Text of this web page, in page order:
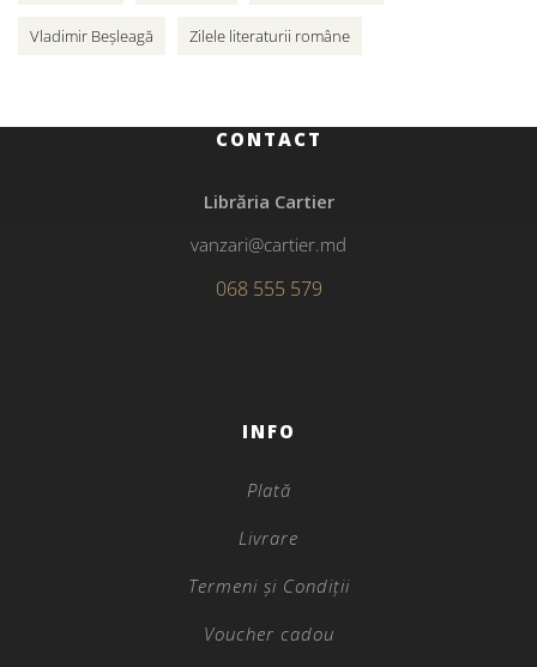
Vladimir Beșleagă Zilele literaturii române
CONTACT
Librăria Cartier
vanzari@cartier.md
068 555 579
INFO
Plată
Livrare
Termeni și Condiții
Voucher cadou